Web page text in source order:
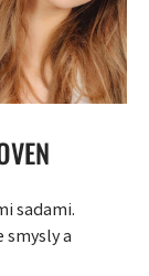
sadami.
smysly a